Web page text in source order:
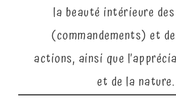
la beauté intérieure des
(commandements) et
actions, ainsi que
et de la nature.